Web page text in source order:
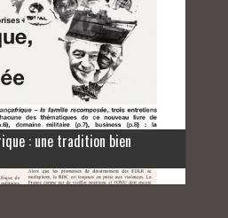
: une tradition bien